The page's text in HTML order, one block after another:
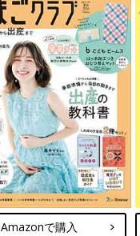
Amazonで購入